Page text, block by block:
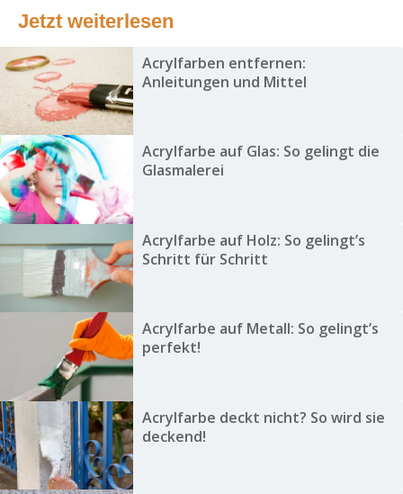
Jetzt weiterlesen
Acrylfarben entfernen:
Anleitungen und Mittel
Acrylfarbe auf Glas: So gelingt die
Glasmalerei
Acrylfarbe auf Holz: So gelingt’s
Schritt für Schritt
Acrylfarbe auf Metall: So gelingt’s
perfekt!
Acrylfarbe deckt nicht? So wird sie
deckend!